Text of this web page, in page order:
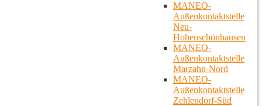
MANEO-
Außenkontaktstelle
Neu-
Hohenschönhausen
MANEO-
Außenkontaktstelle
Marzahn-Nord
MANEO-
Außenkontaktstelle
Zehlendorf-Süd